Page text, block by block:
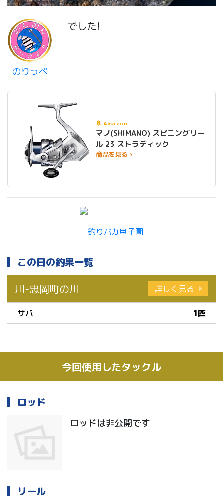
のりっぺ
でした!
Amazon
マノ(SHIMANO) スピニングリー
ル 23 ストラディック
商品を見る ›
この日の釣果一覧
川-忠岡町の川 詳しく見る
サバ 1匹
今回使用したタックル
ロッド
ロッドは非公開です
リール